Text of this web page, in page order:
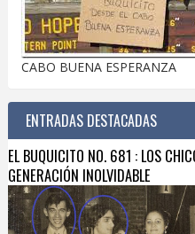
CABO BUENA ESPERANZA
ENTRADAS DESTACADAS
EL BUQUICITO NO. 681 : LOS
GENERACIÓN INOLVIDABLE